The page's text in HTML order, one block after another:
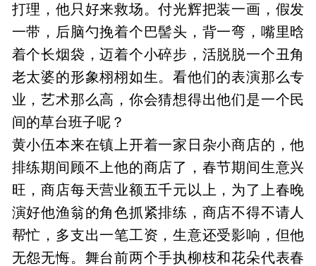
打理，他只好来救场。付光辉把装一画，假发
一带，后脑勺挽着个巴髻头，背一弯，嘴里晗
着个长烟袋，迈着个小碎步，活脱脱一个丑角
老太婆的形象栩栩如生。看他们的表演那么专
业，艺术那么高，你会猜想得出他们是一个民
间的草台班子呢？
黄小伍本来在镇上开着一家日杂小商店的，他
排练期间顾不上他的商店了，春节期间生意兴
旺，商店每天营业额五千元以上，为了上春晚
演好他渔翁的角色抓紧排练，商店不得不请人
帮忙，多支出一笔工资，生意还受影响，但他
无怨无悔。舞台前两个手执柳枝和花朵代表春